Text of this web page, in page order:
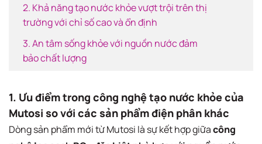
2. Khả năng tạo nước khỏe vượt trội trên thị
trường với chỉ số cao và ổn định
3. An tâm sống khỏe với nguồn nước đảm
bảo chất lượng
1. Ưu điểm trong công nghệ tạo nước khỏe của
Mutosi so với các sản phẩm điện phân khác
Dòng sản phẩm mới từ Mutosi là sự kết hợp giữacông